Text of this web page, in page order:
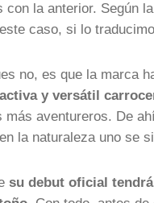
la anterior. Según
caso, si lo
no, es que la marca
y versátil
aventureros. De
la naturaleza uno se
su debut oficial